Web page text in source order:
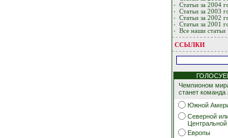
Статьи за 2004
Статьи за 2003
Статьи за 2002
Статьи за 2001
Все наши статьи
ССЫЛКИ
Чемпионом
станет команда
Южной
Северной
Европы